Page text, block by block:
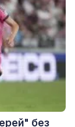
без